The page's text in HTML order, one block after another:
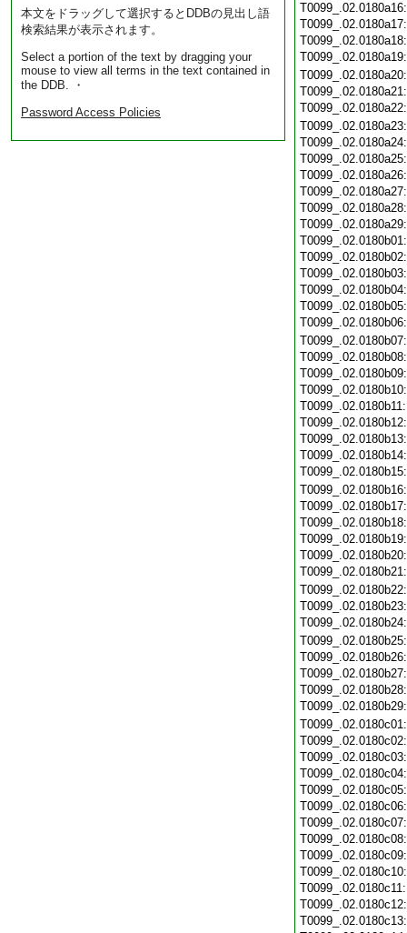
本文をドラッグして選択するとDDBの見出し語
検索結果が表示されます。
Select a portion of the text by dragging your
mouse to view all terms in the text contained in
the DDB. ・
Password Access Policies